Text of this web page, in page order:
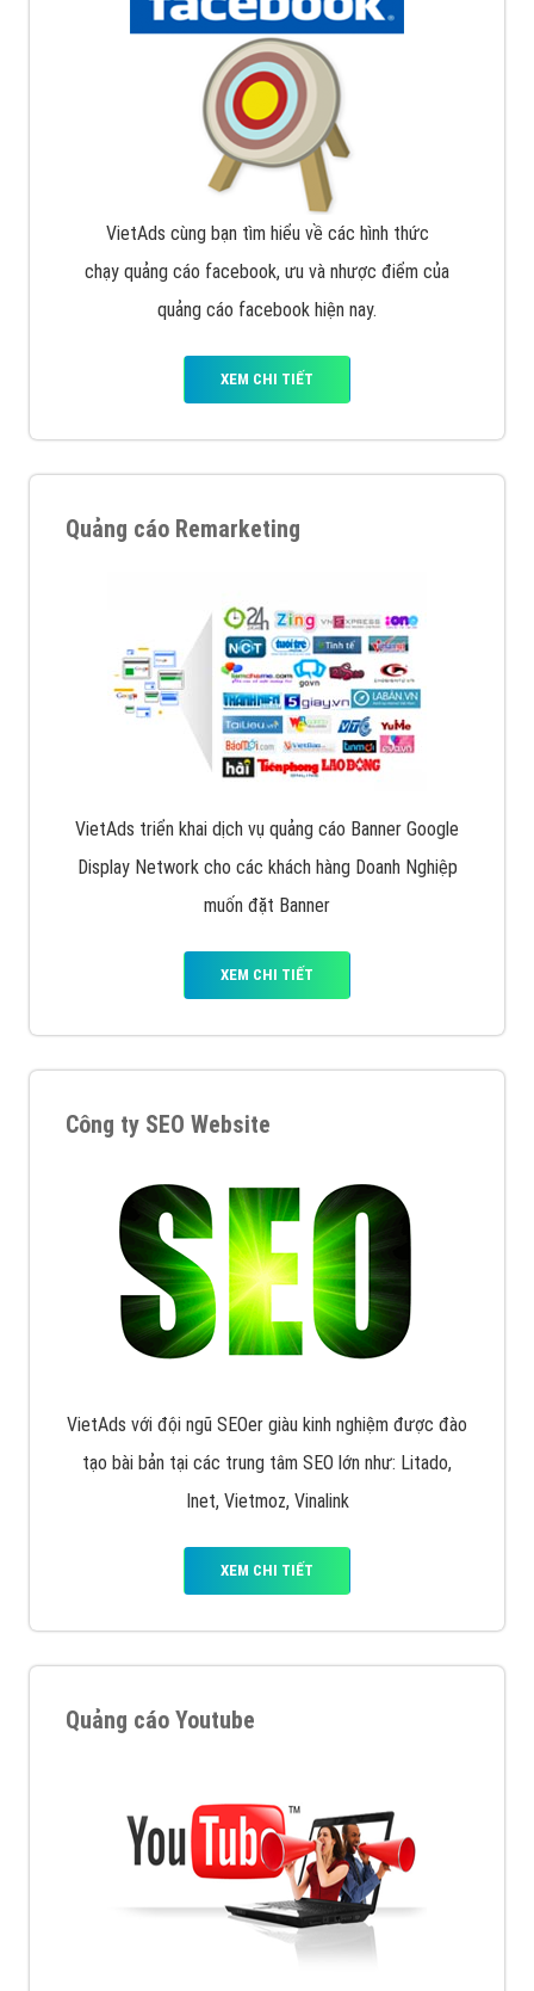
VietAds cùng bạn tìm hiểu về các hình thức
chạy quảng cáo facebook, ưu và nhược điểm của
quảng cáo facebook hiện nay.
XEM CHI TIẾT
Quảng cáo Remarketing
VietAds triển khai dịch vụ quảng cáo Banner Google
Display Network cho các khách hàng Doanh Nghiệp
muốn đặt Banner
XEM CHI TIẾT
Công ty SEO Website
VietAds với đội ngũ SEOer giàu kinh nghiệm được đào
tạo bài bản tại các trung tâm SEO lớn như: Litado,
Inet, Vietmoz, Vinalink
XEM CHI TIẾT
Quảng cáo Youtube